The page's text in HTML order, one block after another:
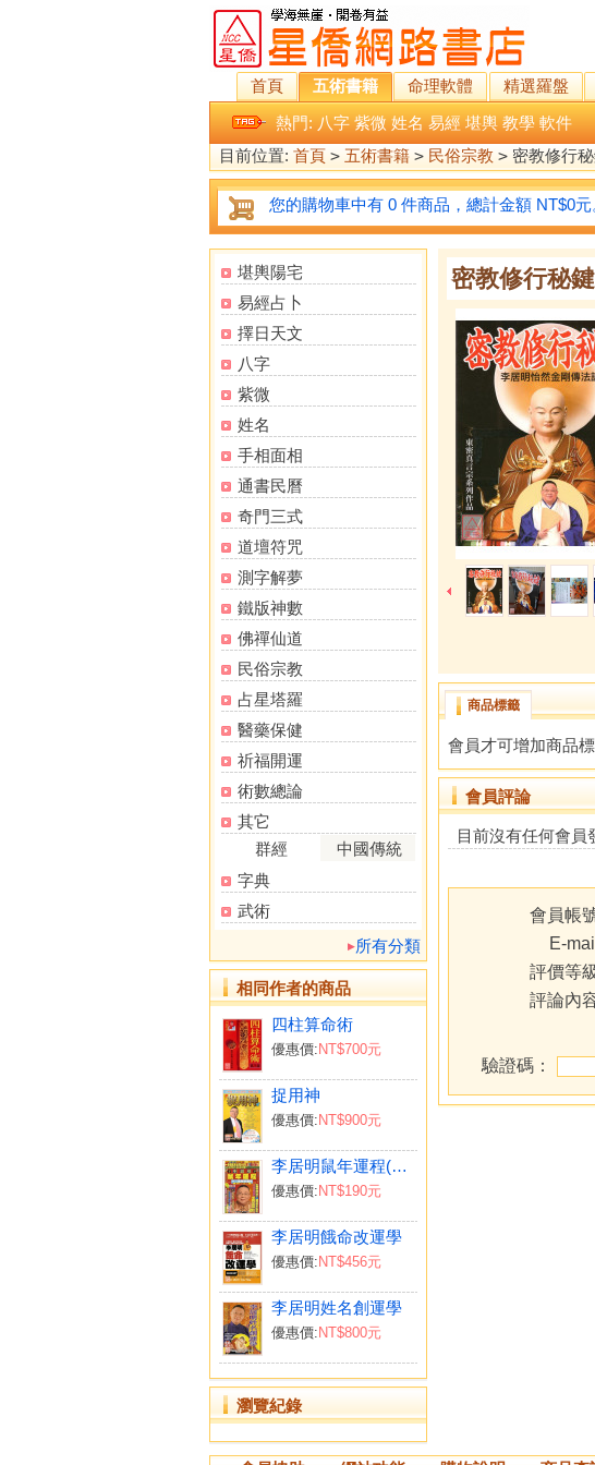
首頁 五術書籍 命理軟體 精選羅盤
熱門: 八字 紫微 姓名 易經 堪輿 教學 軟件
目前位置: 首頁 > 五術書籍 > 民俗宗教 > 密教修行
您的購物車中有 0 件商品，總計金額 NT$0元
堪輿陽宅
易經占卜
擇日天文
八字
紫微
姓名
手相面相
通書民曆
奇門三式
道壇符咒
測字解夢
鐵版神數
佛禪仙道
民俗宗教
占星塔羅
醫藥保健
祈福開運
術數總論
其它
群經
中國傳統
字典
武術
所有分類
相同作者的商品
四柱算命術
優惠價: NT$700元
捉用神
優惠價: NT$900元
李居明鼠年運程(台灣版)
優惠價: NT$190元
李居明餓命改運學
優惠價: NT$456元
李居明姓名創運學
優惠價: NT$800元
瀏覽紀錄
密教修行秘鍵
商品標籤
會員才可增加商品
會員評論
目前沒有任何會員
會員帳
E-
評價等
評論內
驗證碼：